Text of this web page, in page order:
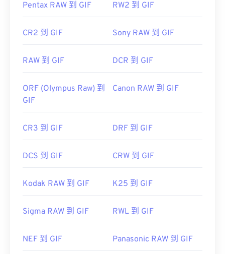
Pentax RAW 到 GIF RW2 到 GIF
CR2 到 GIF Sony RAW 到 GIF
RAW 到 GIF DCR 到 GIF
ORF (Olympus Raw) 到
GIF
Canon RAW 到 GIF
CR3 到 GIF DRF 到 GIF
DCS 到 GIF CRW 到 GIF
Kodak RAW 到 GIF K25 到 GIF
Sigma RAW 到 GIF RWL 到 GIF
NEF 到 GIF Panasonic RAW 到 GIF